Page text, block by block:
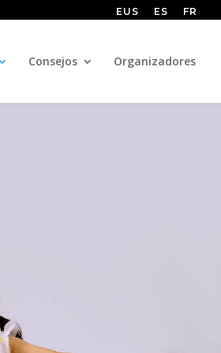
EUS ES FR
Consejos Organizadores